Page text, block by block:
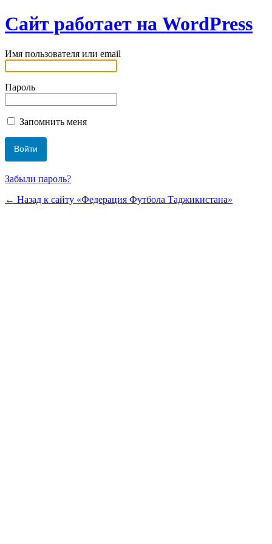
Сайт работает на WordPress
Имя пользователя или email
Пароль
Запомнить меня
Забыли пароль?
← Назад к сайту «Федерация Футбола Таджикистана»